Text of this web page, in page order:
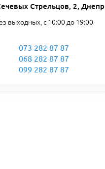
Стрельцов, 2, Днепр
выходных, с 10:00 до 19:00
073 282 87 87
068 282 87 87
099 282 87 87